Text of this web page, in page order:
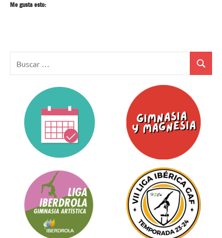
Me gusta esto:
Buscar